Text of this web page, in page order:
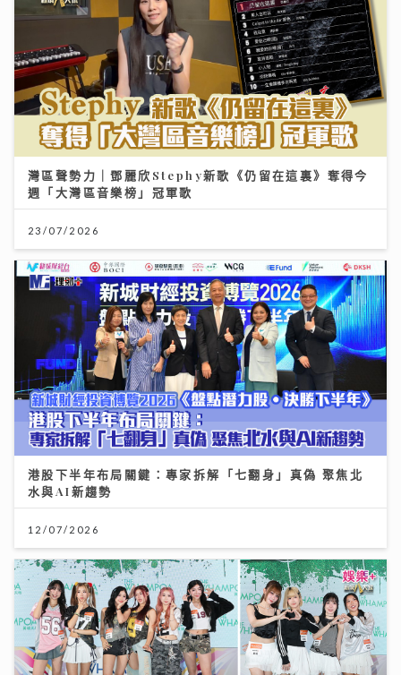
灣區聲勢力｜鄧麗欣Stephy新歌《仍留在這裏》奪得今
週「大灣區音樂榜」冠軍歌
23/07/2026
港股下半年布局關鍵：專家拆解「七翻身」真偽 聚焦北
水與AI新趨勢
12/07/2026